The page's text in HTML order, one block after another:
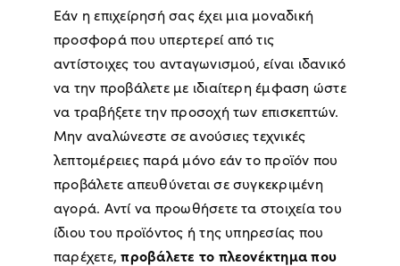
Εάν η επιχείρησή σας έχει μια μοναδική
προσφορά που υπερτερεί από τις
αντίστοιχες του ανταγωνισμού, είναι ιδανικό
να την προβάλετε με ιδιαίτερη έμφαση ώστε
να τραβήξετε την προσοχή των επισκεπτών.
Μην αναλώνεστε σε ανούσιες τεχνικές
λεπτομέρειες παρά μόνο εάν το προϊόν που
προβάλετε απευθύνεται σε συγκεκριμένη
αγορά. Αντί να προωθήσετε τα στοιχεία του
ίδιου του προϊόντος ή της υπηρεσίας που
παρέχετε,προβάλετε το πλεονέκτημα που